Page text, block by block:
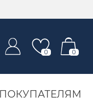
0 0
ПОКУПАТЕЛЯМ